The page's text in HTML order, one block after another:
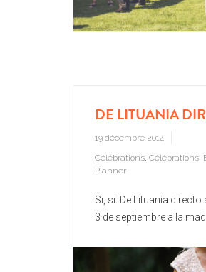
DE LITUANIA
19 décembre 2014
Célébrations
Planner
Si, si. De Lituania directo
3 de septiembre a la